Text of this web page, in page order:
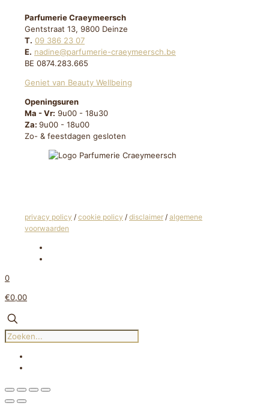
Parfumerie Craeymeersch
Gentstraat 13, 9800 Deinze
T. 09 386 23 07
E. nadine@parfumerie-craeymeersch.be
BE 0874.283.665
Geniet van Beauty Wellbeing
Openingsuren
Ma - Vr: 9u00 - 18u30
Za: 9u00 - 18u00
Zo- & feestdagen gesloten
privacy policy / cookie policy / disclaimer / algemene
voorwaarden
0
€0,00